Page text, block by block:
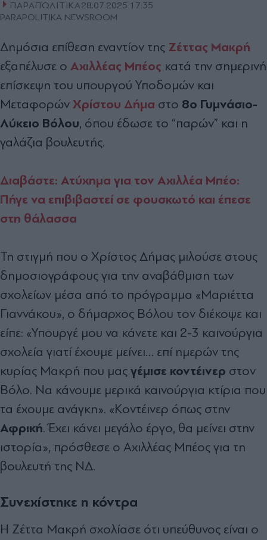
ΠΑΡΑΠΟΛΙΤΙΚΑ28.07.2025 17:35
PARAPOLITIKA NEWSROOM
Δημόσια επίθεση εναντίον της Ζέττας Μακρή
εξαπέλυσε ο Αχιλλέας Μπέος κατά την σημερινή
επίσκεψη του υπουργού Υποδομών και
Μεταφορών Χρίστου Δήμα στο 8ο Γυμνάσιο-
Λύκειο Βόλου, όπου έδωσε το “παρών” και η
γαλάζια βουλευτής.
Διαβάστε: Ατύχημα για τον Αχιλλέα Μπέο:
Πήγε να επιβιβαστεί σε φουσκωτό και έπεσε
στη θάλασσα
Τη στιγμή που ο Χρίστος Δήμας μιλούσε στους
δημοσιογράφους για την αναβάθμιση των
σχολείων μέσα από το πρόγραμμα «Μαριέττα
Γιαννάκου», ο δήμαρχος Βόλου τον διέκοψε και
είπε: «Υπουργέ μου να κάνετε και 2-3 καινούργια
σχολεία γιατί έχουμε μείνει… επί ημερών της
κυρίας Μακρή που μας γέμισε κοντέινερ στον
Βόλο. Να κάνουμε μερικά καινούργια κτίρια που
τα έχουμε ανάγκη». «Κοντέινερ όπως στην
Αφρική. Έχει κάνει μεγάλο έργο, θα μείνει στην
ιστορία», πρόσθεσε ο Αχιλλέας Μπέος για τη
βουλευτή της ΝΔ.
Συνεχίστηκε η κόντρα
Η Ζέττα Μακρή σχολίασε ότι υπεύθυνος είναι ο